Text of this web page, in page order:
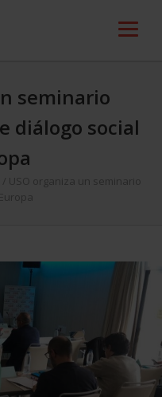
seminario
diálogo social
USO organiza un seminario